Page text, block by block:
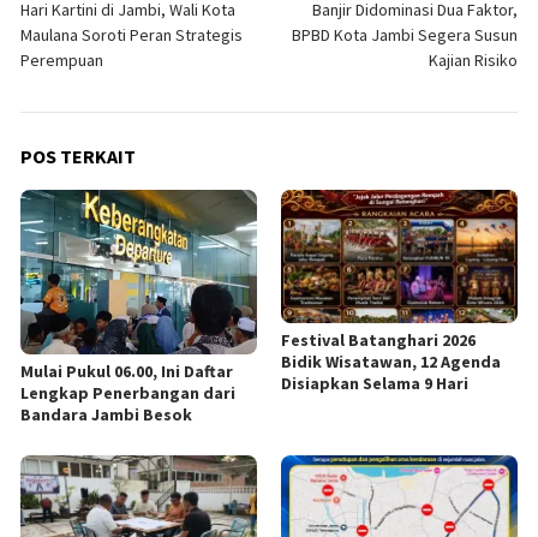
pos
Hari Kartini di Jambi, Wali Kota
Maulana Soroti Peran Strategis
Perempuan
Banjir Didominasi Dua Faktor,
BPBD Kota Jambi Segera Susun
Kajian Risiko
POS TERKAIT
Mulai Pukul 06.00, Ini Daftar
Lengkap Penerbangan dari
Bandara Jambi Besok
Festival Batanghari 2026
Bidik Wisatawan, 12 Agenda
Disiapkan Selama 9 Hari